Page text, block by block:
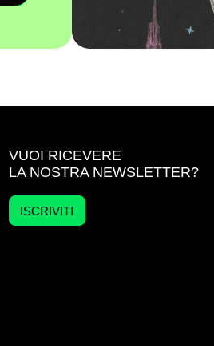
VUOI RICEVERE
LA NOSTRA NEWSLETTER?
ISCRIVITI